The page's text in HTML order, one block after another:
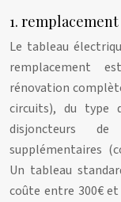
1.
Le tableau
remplacement
rénovation
circuits), du type
disjoncteurs
supplémentaires
Un tableau
coûte entre 300€